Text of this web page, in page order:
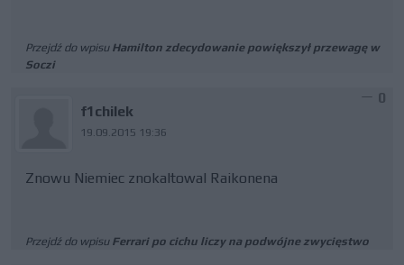
Przejdź do wpisu Hamilton zdecydowanie powiększył przewagę w
Soczi
f1chilek
19.09.2015 19:36
0
Znowu Niemiec znokaltowal Raikonena
Przejdź do wpisu Ferrari po cichu liczy na podwójne zwycięstwo